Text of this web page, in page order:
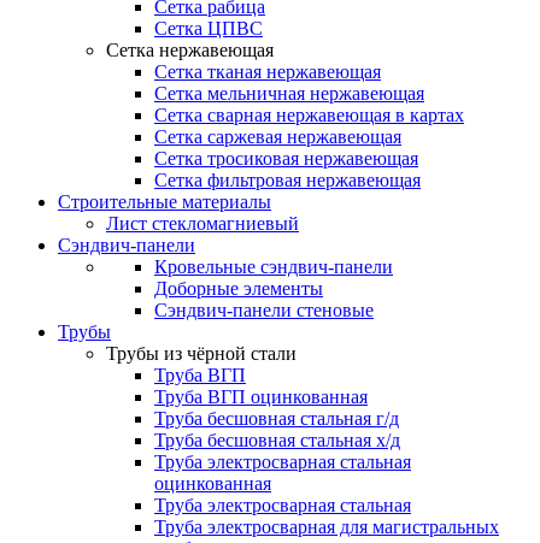
Сетка рабица
Сетка ЦПВС
Сетка нержавеющая
Сетка тканая нержавеющая
Сетка мельничная нержавеющая
Сетка сварная нержавеющая в картах
Сетка саржевая нержавеющая
Сетка тросиковая нержавеющая
Сетка фильтровая нержавеющая
Строительные материалы
Лист стекломагниевый
Сэндвич-панели
Кровельные сэндвич-панели
Доборные элементы
Сэндвич-панели стеновые
Трубы
Трубы из чёрной стали
Труба ВГП
Труба ВГП оцинкованная
Труба бесшовная стальная г/д
Труба бесшовная стальная х/д
Труба электросварная стальная
оцинкованная
Труба электросварная стальная
Труба электросварная для магистральных